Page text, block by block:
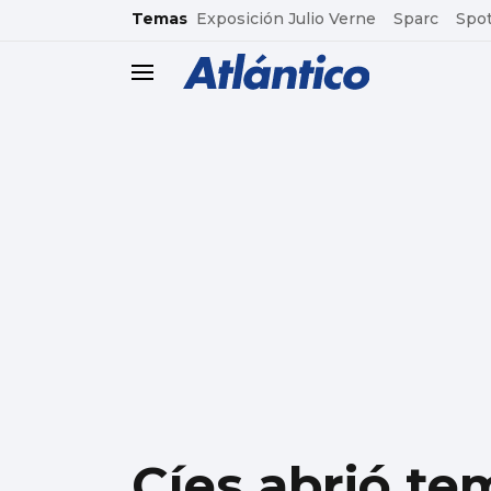
common.go-to-content
Temas Exposición Julio Verne Sparc
header.menu.open